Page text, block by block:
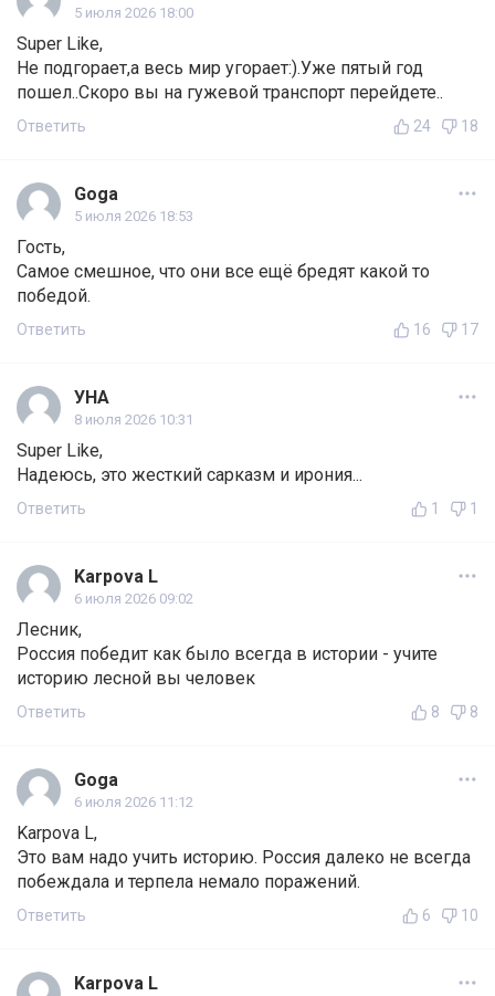
5 июля 2026 18:00
Super Like,
Не подгорает,а весь мир угорает:).Уже пятый год
пошел..Скоро вы на гужевой транспорт перейдете..
Ответить 24 18
Goga
5 июля 2026 18:53
Гость,
Самое смешное, что они все ещё бредят какой то
победой.
Ответить 16 17
УНА
8 июля 2026 10:31
Super Like,
Надеюсь, это жесткий сарказм и ирония...
Ответить 1 1
Karpova L
6 июля 2026 09:02
Лесник,
Россия победит как было всегда в истории - учите
историю лесной вы человек
Ответить 8 8
Goga
6 июля 2026 11:12
Karpova L,
Это вам надо учить историю. Россия далеко не всегда
побеждала и терпела немало поражений.
Ответить 6 10
Karpova L